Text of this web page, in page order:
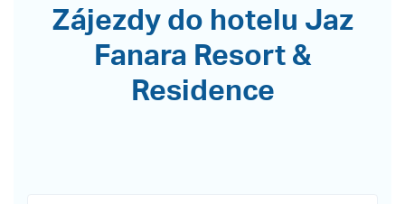
Zájezdy do hotelu Jaz
Fanara Resort &
Residence